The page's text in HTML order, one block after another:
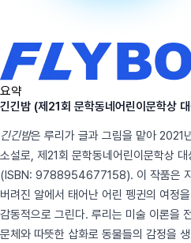
요약
긴긴밤 (제21회 문학동네어린이문학상
긴긴밤은 루리가 글과 그림을 맡아 2021
소설로, 제21회 문학동네어린이문학상
(ISBN: 9788954677158). 이 작품은
버려진 알에서 태어난 어린 펭귄의 여정
감동적으로 그린다. 루리는 미술 이론을
문체와 따뜻한 삽화로 동물들의 감정을